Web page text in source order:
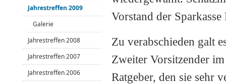
Vorstand der
Zu verabschieden galt
Zweiter Vorsitzender
Ratgeber, den sie sehr
Jahrestreffen 2009
Galerie
Jahrestreffen 2008
Jahrestreffen 2007
Jahrestreffen 2006